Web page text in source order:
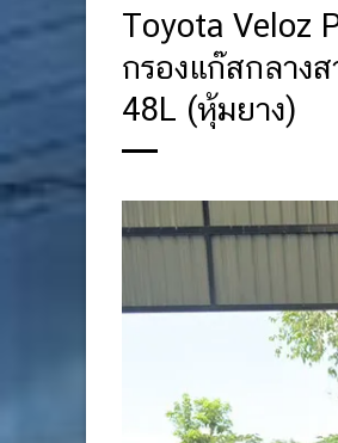
Toyota Veloz
กรองแก๊สกลาง
48L (หุ้มยาง)